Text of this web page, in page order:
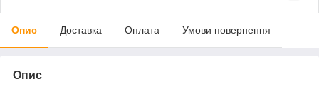
Опис Доставка Оплата Умови повернення
Опис